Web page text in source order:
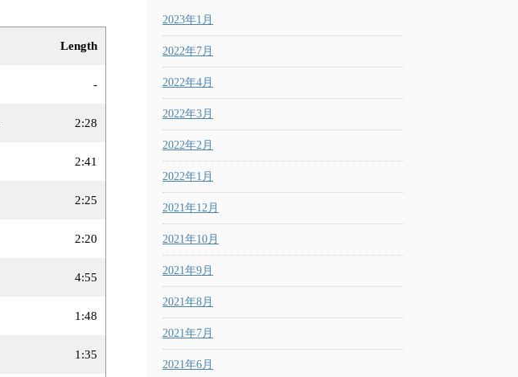
Length
-
2:28
2:41
2:25
2:20
4:55
1:48
1:35
2023年1月
2022年7月
2022年4月
2022年3月
2022年2月
2022年1月
2021年12月
2021年10月
2021年9月
2021年8月
2021年7月
2021年6月